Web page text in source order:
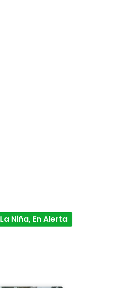
La Niña, En Alerta